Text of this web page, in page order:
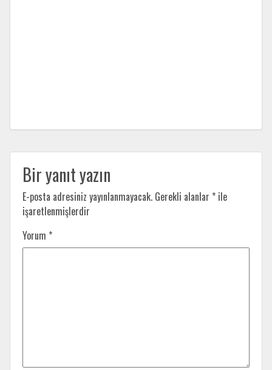
Bir yanıt yazın
E-posta adresiniz yayınlanmayacak. Gerekli alanlar * ile
işaretlenmişlerdir
Yorum *